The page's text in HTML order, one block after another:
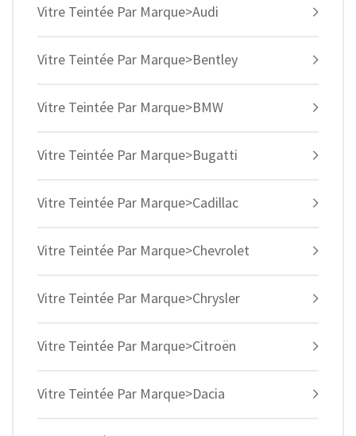
Vitre Teintée Par Marque>Audi
Vitre Teintée Par Marque>Bentley
Vitre Teintée Par Marque>BMW
Vitre Teintée Par Marque>Bugatti
Vitre Teintée Par Marque>Cadillac
Vitre Teintée Par Marque>Chevrolet
Vitre Teintée Par Marque>Chrysler
Vitre Teintée Par Marque>Citroën
Vitre Teintée Par Marque>Dacia